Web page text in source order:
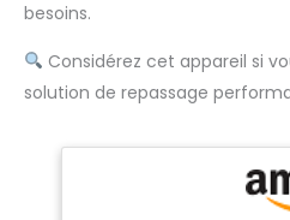
besoins.
Considérez cet appareil si
solution de repassage